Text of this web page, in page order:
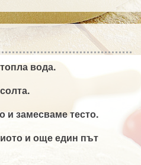
вода.
и замесваме тесто.
и още един път